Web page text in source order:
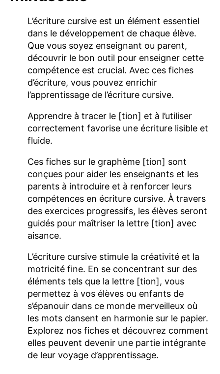
L’écriture cursive est un élément essentiel
dans le développement de chaque élève.
Que vous soyez enseignant ou parent,
découvrir le bon outil pour enseigner cette
compétence est crucial. Avec ces fiches
d’écriture, vous pouvez enrichir
l’apprentissage de l’écriture cursive.
Apprendre à tracer le [tion] et à l’utiliser
correctement favorise une écriture lisible et
fluide.
Ces fiches sur le graphème [tion] sont
conçues pour aider les enseignants et les
parents à introduire et à renforcer leurs
compétences en écriture cursive. À travers
des exercices progressifs, les élèves seront
guidés pour maîtriser la lettre [tion] avec
aisance.
L’écriture cursive stimule la créativité et la
motricité fine. En se concentrant sur des
éléments tels que la lettre [tion], vous
permettez à vos élèves ou enfants de
s’épanouir dans ce monde merveilleux où
les mots dansent en harmonie sur le papier.
Explorez nos fiches et découvrez comment
elles peuvent devenir une partie intégrante
de leur voyage d’apprentissage.